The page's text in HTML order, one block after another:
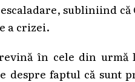
subliniind că
a crizei.
în cele din urmă
despre faptul că sunt